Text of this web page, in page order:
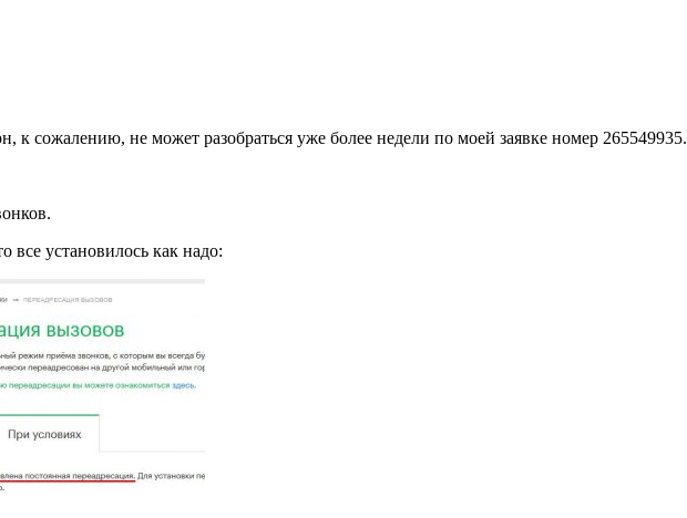
к сожалению, не может разобраться уже более недели по моей заявке номер 265549935.
все установилось как надо: